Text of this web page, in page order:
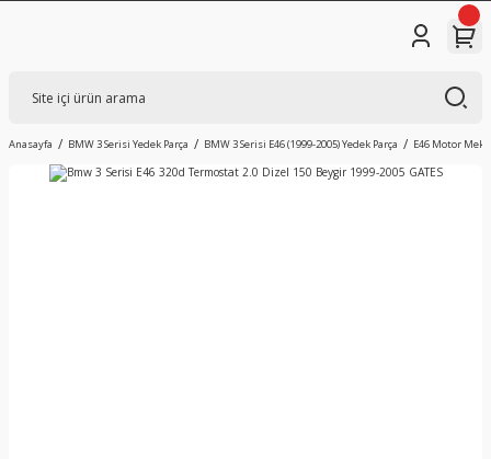
Anasayfa BMW 3 Serisi Yedek Parça BMW 3 Serisi E46 (1999-2005) Yedek Parça E46 Motor